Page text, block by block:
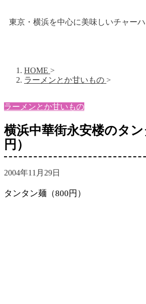
東京・横浜を中心に美味しいチャーハ
HOME >
ラーメンとか甘いもの >
ラーメンとか甘いもの
横浜中華街永安楼のタ
円）
2004年11月29日
タンタン麺（800円）